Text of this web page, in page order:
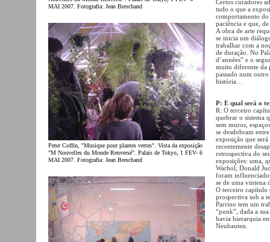
MAI 2007. Fotografia: Jean Breschand
Peter Coffin, "Musique pour plantes vertes". Vista da exposição
"M Nouvelles du Monde Renversé". Palais de Tokyo, 1 FEV- 6
MAI 2007. Fotografia: Jean Breschand
Certos curadores
tudo o que a
comportamento
paciência e que,
A obra de arte
se inicia um
trabalhar com a
de duração. No
d’années” e o
muito diferente da
passado num
história…
P: E qual será o
R: O terceiro
quebrar o sistema
sem muros,
se desdobram
exposição que
recentemente
retrospectiva do
exposições: uma,
Warhol, Donald
foram
se de uma vintena
O terceiro capítulo
prospectiva sob a
Parrino tem um
“punk”, dada a
havia hierarquia
Neubauten.